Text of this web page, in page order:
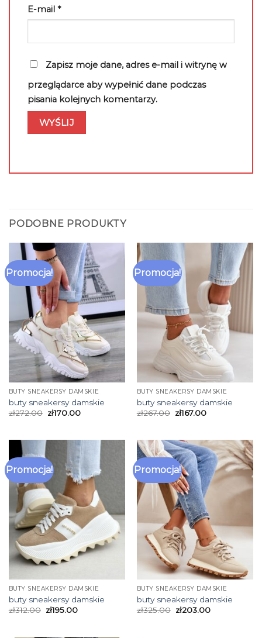
E-mail *
Zapisz moje dane, adres e-mail i witrynę w
przeglądarce aby wypełnić dane podczas
pisania kolejnych komentarzy.
PODOBNE PRODUKTY
Promocja!
BUTY SNEAKERSY DAMSKIE
buty sneakersy damskie
zł272.00 zł170.00
Promocja!
BUTY SNEAKERSY DAMSKIE
buty sneakersy damskie
zł267.00 zł167.00
Promocja!
BUTY SNEAKERSY DAMSKIE
buty sneakersy damskie
zł312.00 zł195.00
Promocja!
BUTY SNEAKERSY DAMSKIE
buty sneakersy damskie
zł325.00 zł203.00